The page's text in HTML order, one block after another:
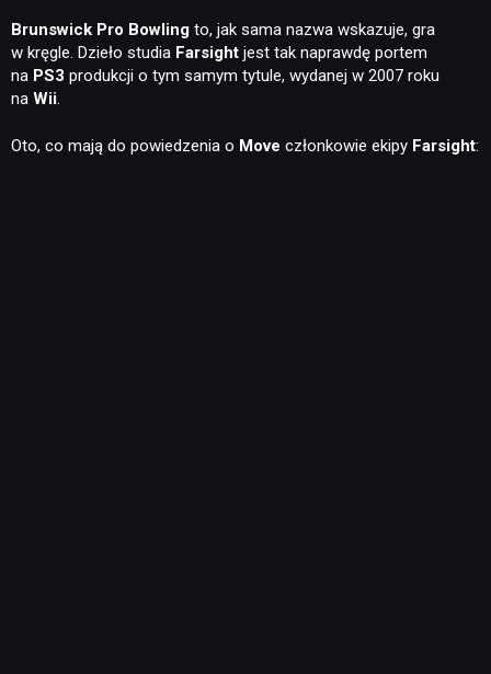
Brunswick Pro Bowling to, jak sama nazwa wskazuje, gra
w kręgle. Dzieło studia Farsight jest tak naprawdę portem
na PS3 produkcji o tym samym tytule, wydanej w 2007 roku
na Wii.
Oto, co mają do powiedzenia o Move członkowie ekipy Farsight: